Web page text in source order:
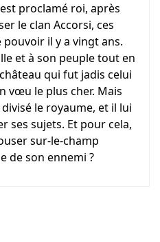
proclamé roi, après
le clan Accorsi, ces
il y a vingt ans.
et à son peuple tout en
qui fut jadis celui
vœu le plus cher. Mais
le royaume, et il lui
ses sujets. Et pour cela,
sur-le-champ
de son ennemi ?